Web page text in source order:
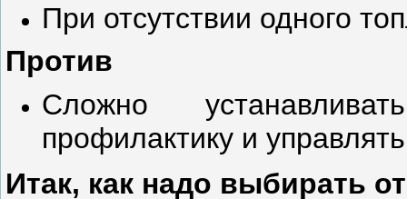
При отсутствии одного
Против
Сложно
профилактику и
Итак, как надо выбирать